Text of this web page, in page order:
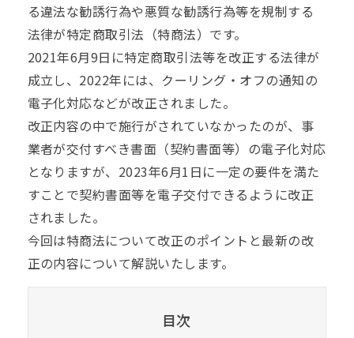
る違法な勧誘行為や悪質な勧誘行為等を規制する
法律が特定商取引法（特商法）です。
2021年6月9日に特定商取引法等を改正する法律が
成立し、2022年には、クーリング・オフの通知の
電子化対応などが改正されました。
改正内容の中で施行がされていなかったのが、事
業者が交付すべき書面（契約書面等）の電子化対応
となりますが、2023年6月1日に一定の要件を満た
すことで契約書面等を電子交付できるように改正
されました。
今回は特商法について改正のポイントと最新の改
正の内容について解説いたします。
目次